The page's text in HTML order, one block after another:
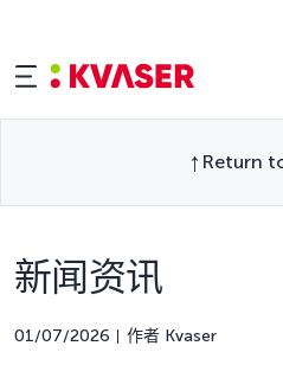
Return
新闻资讯
01/07/2026 作者 Kvaser